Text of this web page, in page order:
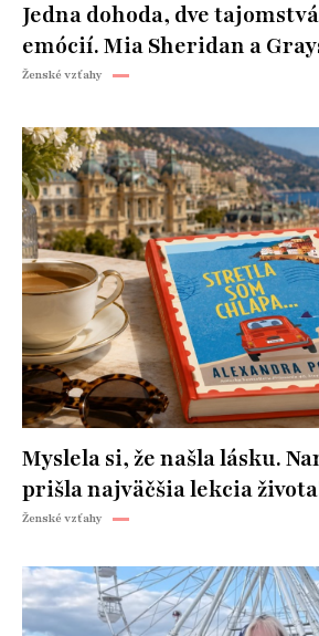
Jedna dohoda, dve
emócií. Mia Sheridan a
Ženské vzťahy
Myslela si, že našla lásku.
prišla najväčšia lekcia
Ženské vzťahy